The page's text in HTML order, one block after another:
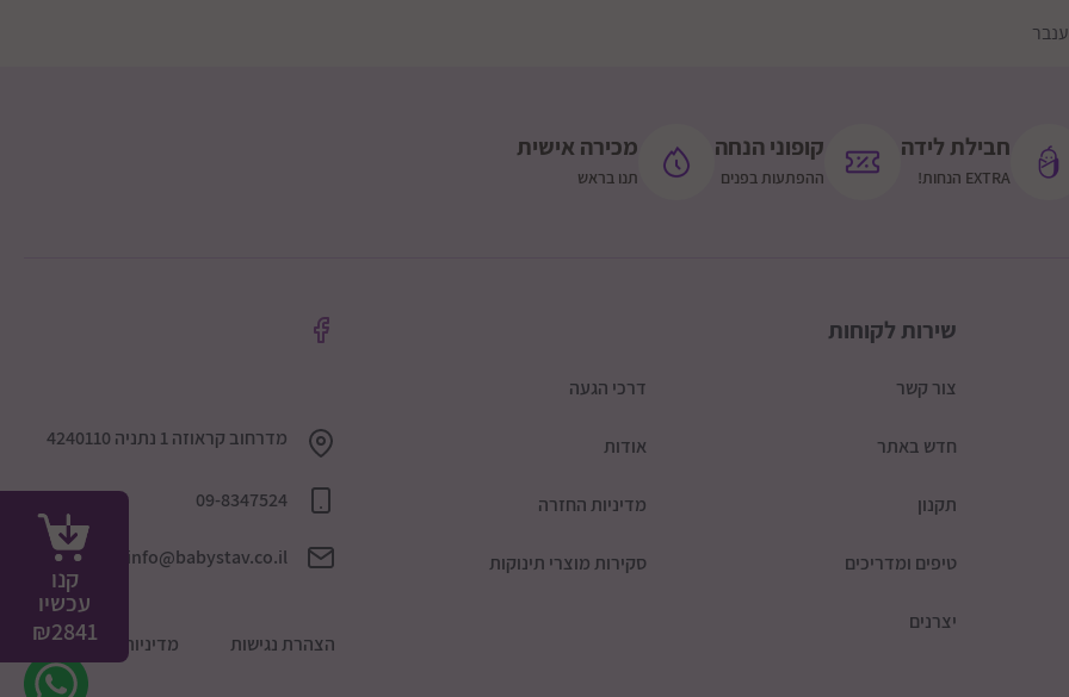
קנו
עכשיו
₪2841
חבילת לידה
EXTRA הנחות!
קופוני הנחה
ההפתעות בפנים
מכירה אישית
תנו בראש
שירות לקוחות
צור קשר דרכי הגעה
חדש באתר אודות
תקנון מדיניות החזרה
טיפים ומדריכים סקירות מוצרי תינוקות
יצרנים
מדרחוב קראוזה 1 נתניה 4240110
09-8347524
info@babystav.co.il
הצהרת נגישות מדיניות הפרטיות